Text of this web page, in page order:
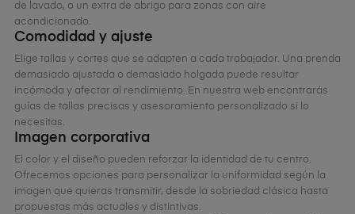
de lavado, o un extra de abrigo para zonas con aire
acondicionado.
Comodidad y ajuste
Elige tallas y cortes que se adapten a cada trabajador. Una prenda
demasiado ajustada o demasiado holgada puede resultar
incómoda y afectar al rendimiento. En nuestra web encontrarás
guías de tallas precisas y asesoramiento personalizado si lo
necesitas.
Imagen corporativa
El color y el diseño pueden reforzar la identidad de tu centro.
Ofrecemos opciones para personalizar la uniformidad según la
imagen que quieras transmitir, desde la sobriedad clásica hasta
propuestas más actuales y distintivas.